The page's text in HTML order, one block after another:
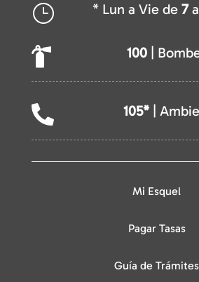
} * Lun a Vie de7
 100 |
 105* |
Mi Esquel
Pagar Tasas
Guía de Trámites